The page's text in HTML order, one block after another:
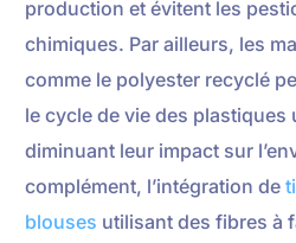
production et évitent les
chimiques. Par ailleurs, les
comme le polyester recyclé
le cycle de vie des plastiques
diminuant leur impact sur
complément, l’intégration de
blouses utilisant des fibres à